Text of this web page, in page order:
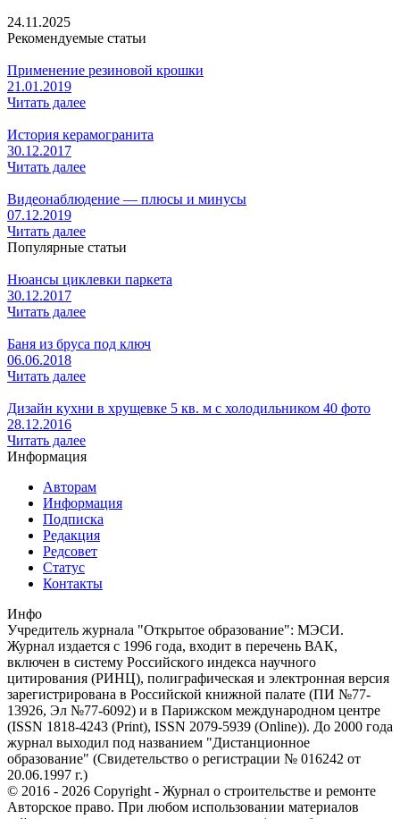
24.11.2025
Рекомендуемые статьи
Применение резиновой крошки
21.01.2019
Читать далее
История керамогранита
30.12.2017
Читать далее
Видеонаблюдение — плюсы и минусы
07.12.2019
Читать далее
Популярные статьи
Нюансы циклевки паркета
30.12.2017
Читать далее
Баня из бруса под ключ
06.06.2018
Читать далее
Дизайн кухни в хрущевке 5 кв. м с холодильником 40 фото
28.12.2016
Читать далее
Информация
Авторам
Информация
Подписка
Редакция
Редсовет
Статус
Контакты
Инфо
Учредитель журнала "Открытое образование": МЭСИ.
Журнал издается с 1996 года, входит в перечень ВАК,
включен в систему Российского индекса научного
цитирования (РИНЦ), полиграфическая и электронная версия
зарегистрирована в Российской книжной палате (ПИ №77-
13926, Эл №77-6092) и в Парижском международном центре
(ISSN 1818-4243 (Print), ISSN 2079-5939 (Online)). До 2000 года
журнал выходил под названием "Дистанционное
образование" (Свидетельство о регистрации № 016242 от
20.06.1997 г.)
© 2016 - 2026 Copyright - Журнал о строительстве и ремонте
Авторское право. При любом использовании материалов